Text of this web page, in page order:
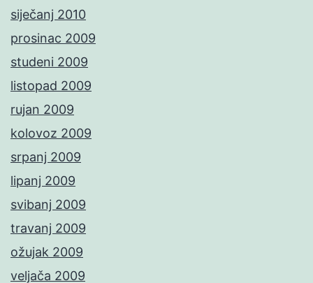
siječanj 2010
prosinac 2009
studeni 2009
listopad 2009
rujan 2009
kolovoz 2009
srpanj 2009
lipanj 2009
svibanj 2009
travanj 2009
ožujak 2009
veljača 2009